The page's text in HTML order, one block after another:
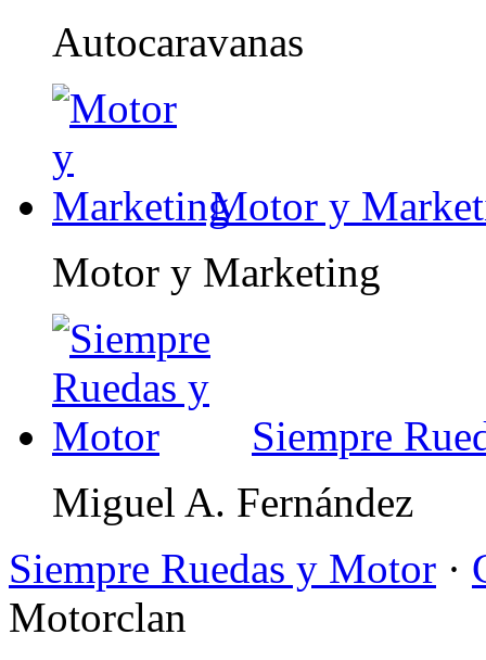
Autocaravanas
Motor y
Motor y Marketing
Siempre
Miguel A. Fernández
Siempre Ruedas y Motor ·
Motorclan